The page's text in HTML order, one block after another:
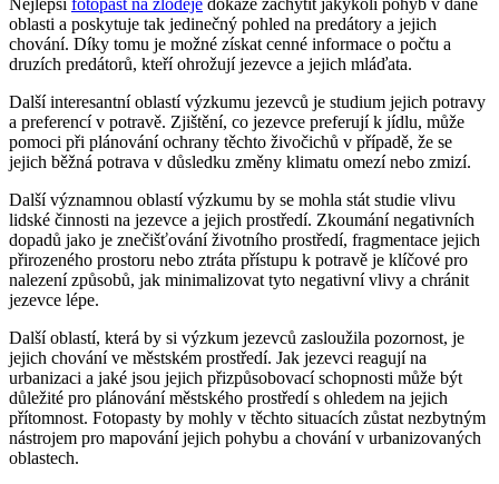
oblasti a poskytuje tak jedinečný pohled na predátory a jejich
chování. Díky tomu je možné získat cenné informace o počtu a
druzích predátorů, kteří ohrožují jezevce a jejich mláďata.
Další interesantní oblastí výzkumu jezevců je studium jejich potravy
a preferencí v potravě. Zjištění, co jezevce preferují k jídlu, může
pomoci při plánování ochrany těchto živočichů v případě, že se
jejich běžná potrava v důsledku změny klimatu omezí nebo zmizí.
Další významnou oblastí výzkumu by se mohla stát studie vlivu
lidské činnosti na jezevce a jejich prostředí. Zkoumání negativních
dopadů jako je znečišťování životního prostředí, fragmentace jejich
přirozeného prostoru nebo ztráta přístupu k potravě je klíčové pro
nalezení způsobů, jak minimalizovat tyto negativní vlivy a chránit
jezevce lépe.
Další oblastí, která by si výzkum jezevců zasloužila pozornost, je
jejich chování ve městském prostředí. Jak jezevci reagují na
urbanizaci a jaké jsou jejich přizpůsobovací schopnosti může být
důležité pro plánování městského prostředí s ohledem na jejich
přítomnost. Fotopasty by mohly v těchto situacích zůstat nezbytným
nástrojem pro mapování jejich pohybu a chování v urbanizovaných
oblastech.